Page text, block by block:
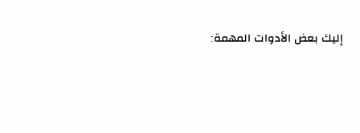
إليك بعض الأدوات المهمة: